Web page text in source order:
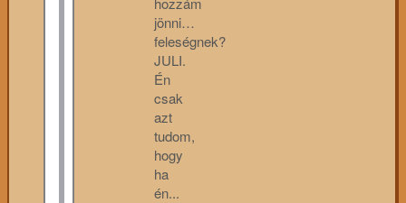
jönni…
feleségnek?
JULI.
Én
csak
azt
tudom,
hogy
ha
én...